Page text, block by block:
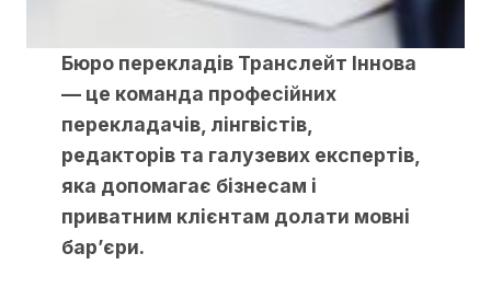
Бюро перекладів Транслейт Іннова
— це команда професійних
перекладачів, лінгвістів,
редакторів та галузевих експертів,
яка допомагає бізнесам і
приватним клієнтам долати мовні
бар’єри.